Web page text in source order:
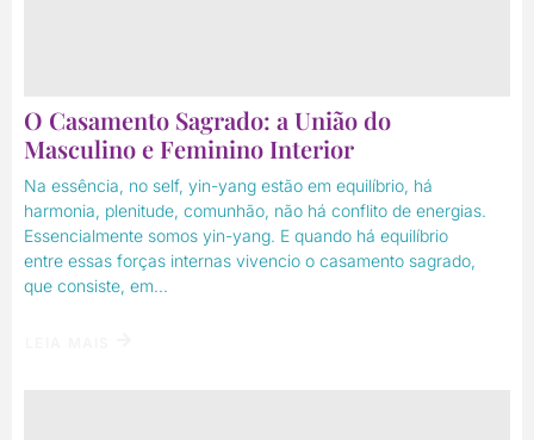
O Casamento Sagrado: a União do
Masculino e Feminino Interior
Na essência, no self, yin-yang estão em equilíbrio, há
harmonia, plenitude, comunhão, não há conflito de energias.
Essencialmente somos yin-yang. E quando há equilíbrio
entre essas forças internas vivencio o casamento sagrado,
que consiste, em...